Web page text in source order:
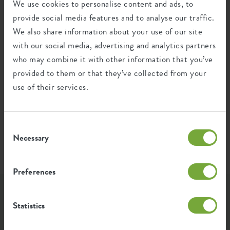
We use cookies to personalise content and ads, to
provide social media features and to analyse our traffic.
We also share information about your use of our site
with our social media, advertising and analytics partners
who may combine it with other information that you’ve
provided to them or that they’ve collected from your
use of their services.
Selection
Necessary
Preferences
Statistics
0,178
Gemiddelde uitstoot van groene
energie voor de productie van dit
product
De uitstoot per product is gebaseerd op de totale
CO2 uitstoot van de elho groep. Om de voetafdruk
Laat je inspireren...